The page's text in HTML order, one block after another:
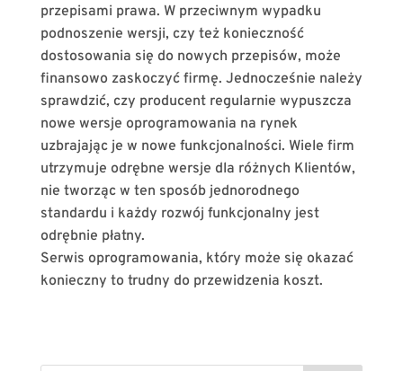
przepisami prawa. W przeciwnym wypadku
podnoszenie wersji, czy też konieczność
dostosowania się do nowych przepisów, może
finansowo zaskoczyć firmę. Jednocześnie należy
sprawdzić, czy producent regularnie wypuszcza
nowe wersje oprogramowania na rynek
uzbrajając je w nowe funkcjonalności. Wiele firm
utrzymuje odrębne wersje dla różnych Klientów,
nie tworząc w ten sposób jednorodnego
standardu i każdy rozwój funkcjonalny jest
odrębnie płatny.
Serwis oprogramowania, który może się okazać
konieczny to trudny do przewidzenia koszt.